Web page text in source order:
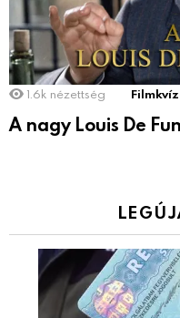
1.6k nézettség
A nagy Louis De